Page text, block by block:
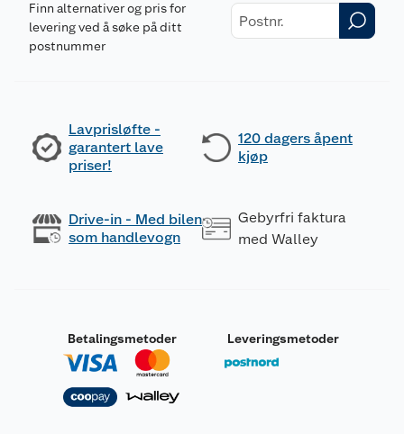
Finn alternativer og pris for
levering ved å søke på ditt
postnummer
Lavprisløfte -
garantert lave
priser!
120 dagers åpent
kjøp
Drive-in - Med bilen
som handlevogn
Gebyrfri faktura
med Walley
Betalingsmetoder Leveringsmetoder